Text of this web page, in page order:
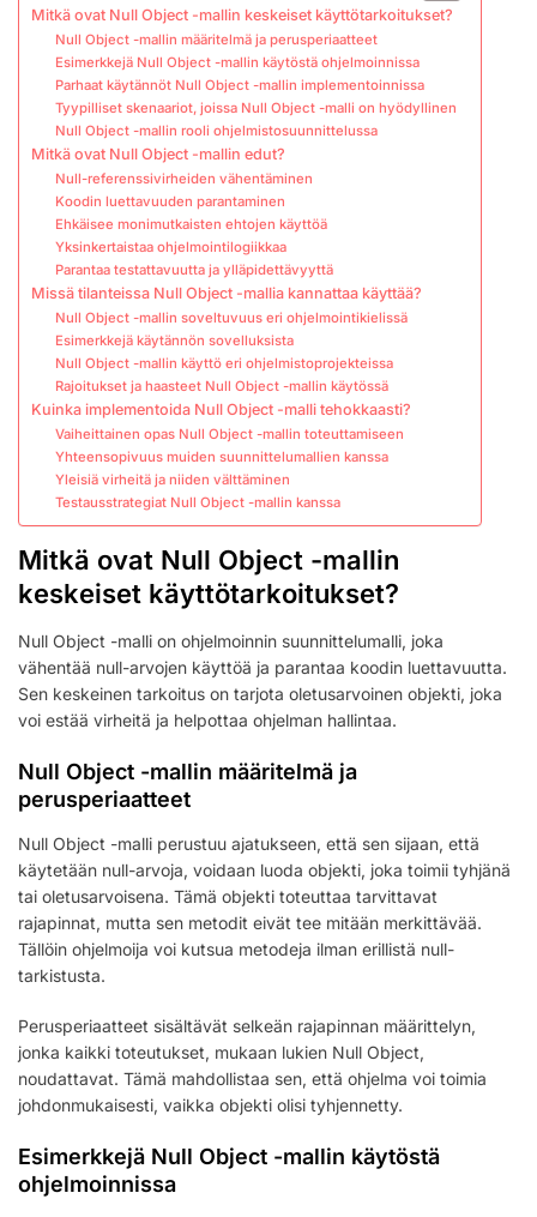
Mitkä ovat Null Object -mallin keskeiset käyttötarkoitukset?
Null Object -mallin määritelmä ja perusperiaatteet
Esimerkkejä Null Object -mallin käytöstä ohjelmoinnissa
Parhaat käytännöt Null Object -mallin implementoinnissa
Tyypilliset skenaariot, joissa Null Object -malli on hyödyllinen
Null Object -mallin rooli ohjelmistosuunnittelussa
Mitkä ovat Null Object -mallin edut?
Null-referenssivirheiden vähentäminen
Koodin luettavuuden parantaminen
Ehkäisee monimutkaisten ehtojen käyttöä
Yksinkertaistaa ohjelmointilogiikkaa
Parantaa testattavuutta ja ylläpidettävyyttä
Missä tilanteissa Null Object -mallia kannattaa käyttää?
Null Object -mallin soveltuvuus eri ohjelmointikielissä
Esimerkkejä käytännön sovelluksista
Null Object -mallin käyttö eri ohjelmistoprojekteissa
Rajoitukset ja haasteet Null Object -mallin käytössä
Kuinka implementoida Null Object -malli tehokkaasti?
Vaiheittainen opas Null Object -mallin toteuttamiseen
Yhteensopivuus muiden suunnittelumallien kanssa
Yleisiä virheitä ja niiden välttäminen
Testausstrategiat Null Object -mallin kanssa
Mitkä ovat Null Object -mallin
keskeiset käyttötarkoitukset?
Null Object -malli on ohjelmoinnin suunnittelumalli, joka
vähentää null-arvojen käyttöä ja parantaa koodin luettavuutta.
Sen keskeinen tarkoitus on tarjota oletusarvoinen objekti, joka
voi estää virheitä ja helpottaa ohjelman hallintaa.
Null Object -mallin määritelmä ja
perusperiaatteet
Null Object -malli perustuu ajatukseen, että sen sijaan, että
käytetään null-arvoja, voidaan luoda objekti, joka toimii tyhjänä
tai oletusarvoisena. Tämä objekti toteuttaa tarvittavat
rajapinnat, mutta sen metodit eivät tee mitään merkittävää.
Tällöin ohjelmoija voi kutsua metodeja ilman erillistä null-
tarkistusta.
Perusperiaatteet sisältävät selkeän rajapinnan määrittelyn,
jonka kaikki toteutukset, mukaan lukien Null Object,
noudattavat. Tämä mahdollistaa sen, että ohjelma voi toimia
johdonmukaisesti, vaikka objekti olisi tyhjennetty.
Esimerkkejä Null Object -mallin käytöstä
ohjelmoinnissa